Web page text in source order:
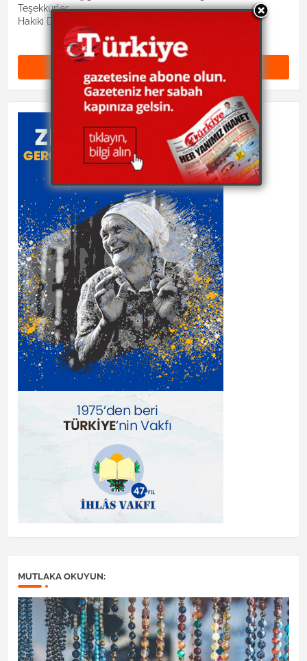
Teşekkürler.
Hakiki Dinimiz site yönetimi
Yorum Gönder (0)
MUTLAKA OKUYUN: